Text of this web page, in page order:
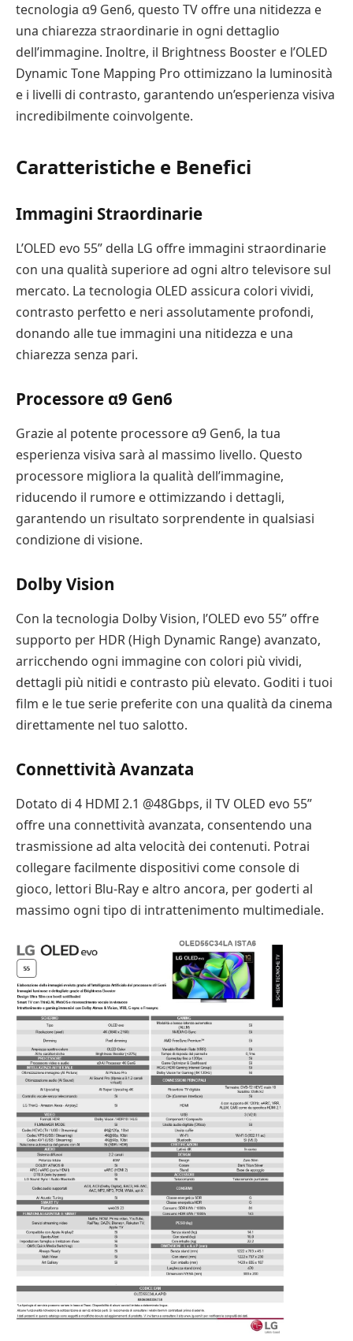
tecnologia α9 Gen6, questo TV offre una nitidezza e
una chiarezza straordinarie in ogni dettaglio
dell’immagine. Inoltre, il Brightness Booster e l’OLED
Dynamic Tone Mapping Pro ottimizzano la luminosità
e i livelli di contrasto, garantendo un’esperienza visiva
incredibilmente coinvolgente.
Caratteristiche e Benefici
Immagini Straordinarie
L’OLED evo 55” della LG offre immagini straordinarie
con una qualità superiore ad ogni altro televisore sul
mercato. La tecnologia OLED assicura colori vividi,
contrasto perfetto e neri assolutamente profondi,
donando alle tue immagini una nitidezza e una
chiarezza senza pari.
Processore α9 Gen6
Grazie al potente processore α9 Gen6, la tua
esperienza visiva sarà al massimo livello. Questo
processore migliora la qualità dell’immagine,
riducendo il rumore e ottimizzando i dettagli,
garantendo un risultato sorprendente in qualsiasi
condizione di visione.
Dolby Vision
Con la tecnologia Dolby Vision, l’OLED evo 55” offre
supporto per HDR (High Dynamic Range) avanzato,
arricchendo ogni immagine con colori più vividi,
dettagli più nitidi e contrasto più elevato. Goditi i tuoi
film e le tue serie preferite con una qualità da cinema
direttamente nel tuo salotto.
Connettività Avanzata
Dotato di 4 HDMI 2.1 @48Gbps, il TV OLED evo 55”
offre una connettività avanzata, consentendo una
trasmissione ad alta velocità dei contenuti. Potrai
collegare facilmente dispositivi come console di
gioco, lettori Blu-Ray e altro ancora, per goderti al
massimo ogni tipo di intrattenimento multimediale.